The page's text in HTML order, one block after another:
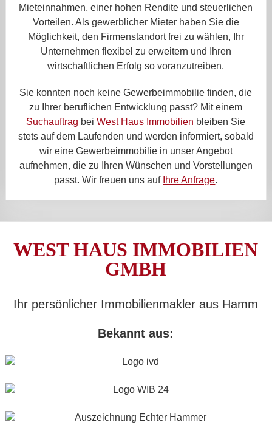
Mieteinnahmen, einer hohen Rendite und steuerlichen
Vorteilen. Als gewerblicher Mieter haben Sie die
Möglichkeit, den Firmenstandort frei zu wählen, Ihr
Unternehmen flexibel zu erweitern und Ihren
wirtschaftlichen Erfolg so voranzutreiben.
Sie konnten noch keine Gewerbeimmobilie finden, die
zu Ihrer beruflichen Entwicklung passt? Mit einem
Suchauftrag beiWest Haus Immobilien bleiben Sie
stets auf dem Laufenden und werden informiert, sobald
wir eine Gewerbeimmobilie in unser Angebot
aufnehmen, die zu Ihren Wünschen und Vorstellungen
passt. Wir freuen uns auf Ihre Anfrage.
WEST HAUS IMMOBILIEN
GMBH
Ihr persönlicher Immobilienmakler aus Hamm
Bekannt aus: